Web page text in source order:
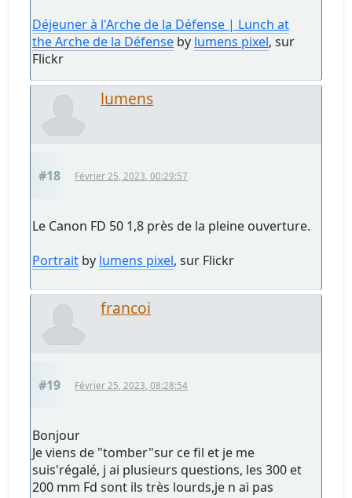
Déjeuner à l'Arche de la Défense | Lunch at
the Arche de la Défense by lumens pixel, sur
Flickr
lumens
#18 Février 25, 2023, 00:29:57
Le Canon FD 50 1,8 près de la pleine ouverture.
Portrait by lumens pixel, sur Flickr
francoi
#19 Février 25, 2023, 08:28:54
Bonjour
Je viens de "tomber"sur ce fil et je me
suis'régalé, j ai plusieurs questions, les 300 et
200 mm Fd sont ils très lourds,je n ai pas